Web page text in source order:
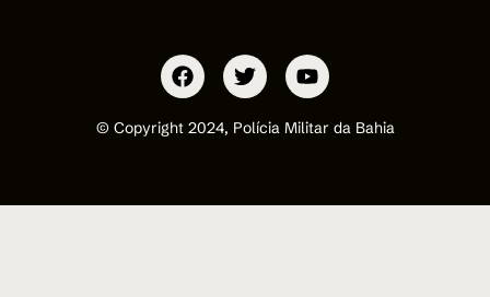
© Copyright 2024, Polícia Militar da Bahia